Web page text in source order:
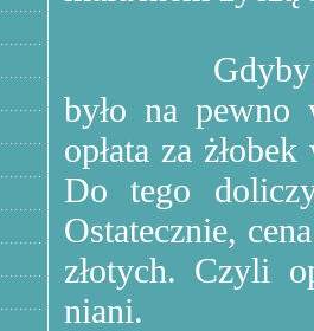
było na pewno
opłata za
Do tego
Ostatecznie,
złotych. Czyli
niani.